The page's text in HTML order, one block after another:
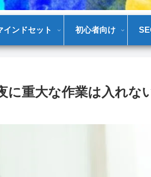
インドセット 初心者向け
に重大な作業は入れな